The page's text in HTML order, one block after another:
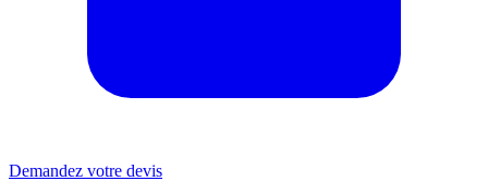
Demandez votre devis